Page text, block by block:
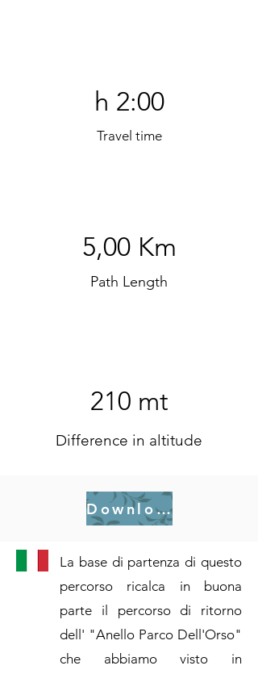
h 2:00
Travel time
5,00 Km
Path Length
Difference in altitude
210 mt
Download .gpx
La base di partenza di questo
percorso ricalca in buona
parte il percorso di ritorno
dell' "Anello Parco Dell'Orso"
che abbiamo visto in